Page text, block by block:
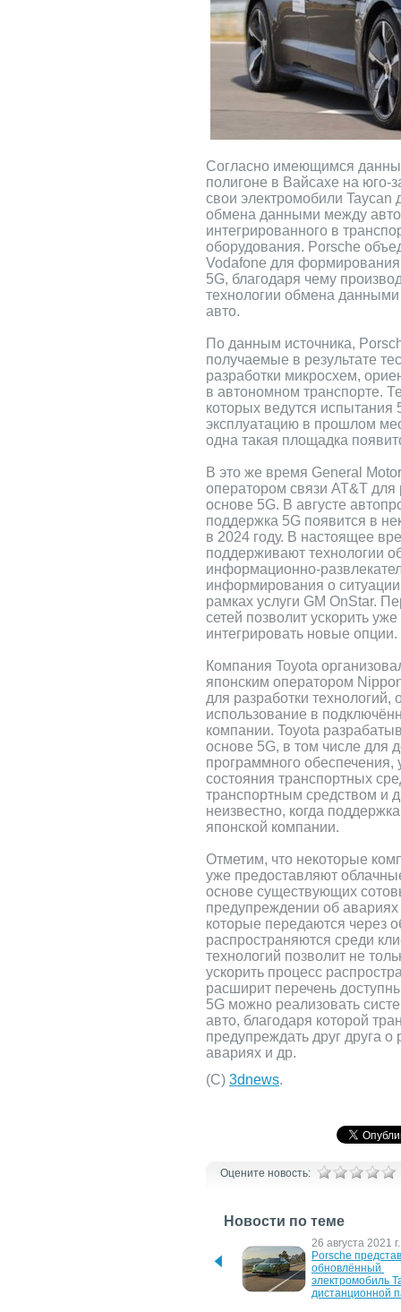
Согласно имеющимся
полигоне в Вайсахе на юго-
свои электромобили Taycan
обмена данными между
интегрированного в
оборудования. Porsche
Vodafone для
5G, благодаря чему
технологии обмена
авто.
По данным источника,
получаемые в результате
разработки микросхем,
в автономном транспорте.
которых ведутся
эксплуатацию в прошлом
одна такая площадка
В это же время General
оператором связи AT&T для
основе 5G. В августе
поддержка 5G появится в
в 2024 году. В настоящее
поддерживают технологии
информационно-
информирования о ситуации
рамках услуги GM OnStar.
сетей позволит ускорить
интегрировать новые опции.
Компания Toyota
японским оператором
для разработки
использование в
компании. Toyota
основе 5G, в том числе для
программного обеспечения,
состояния транспортных
транспортным средством и
неизвестно, когда
японской компании.
Отметим, что некоторые
уже предоставляют
основе существующих
предупреждении об
которые передаются через
распространяются среди
технологий позволит не
ускорить процесс
расширит перечень
5G можно реализовать
авто, благодаря которой
предупреждать друг друга о
авариях и др.
(С) 3dnews.
Оцените новость:
Новости по теме
Импорт премиум-авто в
26 августа 2021 г.
Porsche
обновлённый
электромобиль
дистанционной